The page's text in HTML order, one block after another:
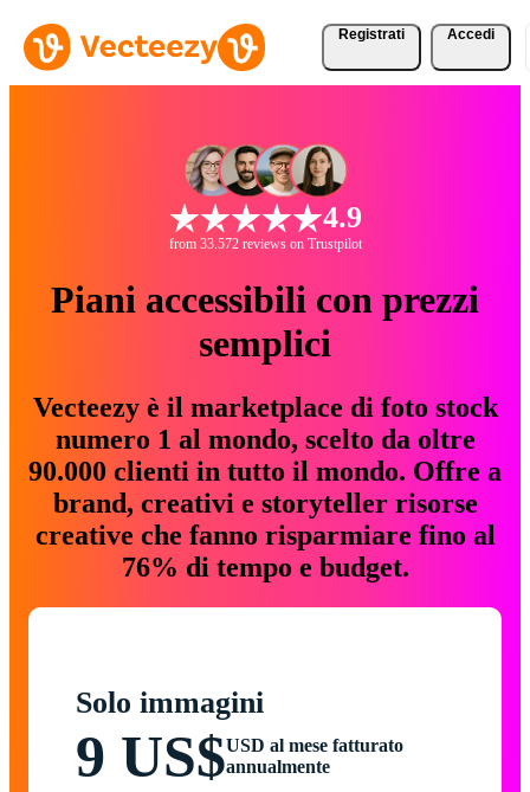
Registrati Accedi
4.9
from 33.572 reviews on Trustpilot
Piani accessibili con prezzi
semplici
Vecteezy è il marketplace di foto stock
numero 1 al mondo, scelto da oltre
90.000 clienti in tutto il mondo. Offre a
brand, creativi e storyteller risorse
creative che fanno risparmiare fino al
76% di tempo e budget.
Solo immagini
9 US$USD al mese fatturato
annualmente